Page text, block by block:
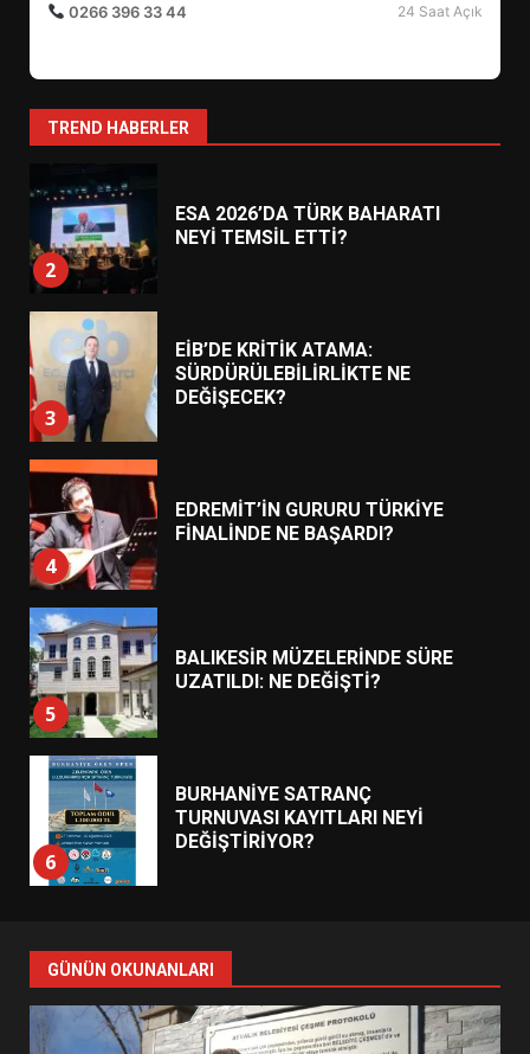
0266 396 33 44
24 Saat Açık
TREND HABERLER
BULUŞMADA
2
NEYİ TEMSİL ETTİ?
3
SÜRDÜRÜLEBİLİRLİKTE NE
DEĞİŞECEK?
4
FİNALİNDE NE BAŞARDI?
5
UZATILDI: NE DEĞİŞTİ?
6
TURNUVASI KAYITLARI NEYİ
DEĞİŞTİRİYOR?
7
ŞEKİLLENDİ?
GÜNÜN OKUNANLARI